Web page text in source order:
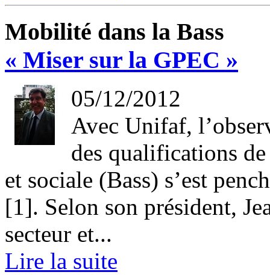
Mobilité dans la Bass
« Miser sur la GPEC »
05/12/2012
Avec Unifaf,
des qualifications
et sociale (Bass) s’est
[1]. Selon son président,
secteur et...
Lire la suite